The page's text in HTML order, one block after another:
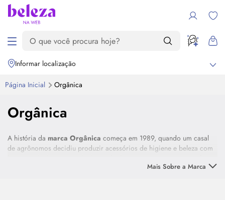
Informar localização
Página Inicial Orgânica
Orgânica
A história da marca Orgânica começa em 1989, quando um casal
de agrônomos decidiu produzir acessórios de higiene e beleza com
e com incentivo à produção de famílias do campo.Mais Sobre a Marca